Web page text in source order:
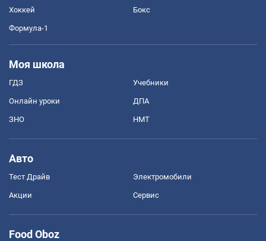
Хоккей Бокс
Формула-1
Моя школа
ГДЗ Учебники
Онлайн уроки ДПА
ЗНО НМТ
Авто
Тест Драйв Электромобили
Акции Сервис
Food Oboz